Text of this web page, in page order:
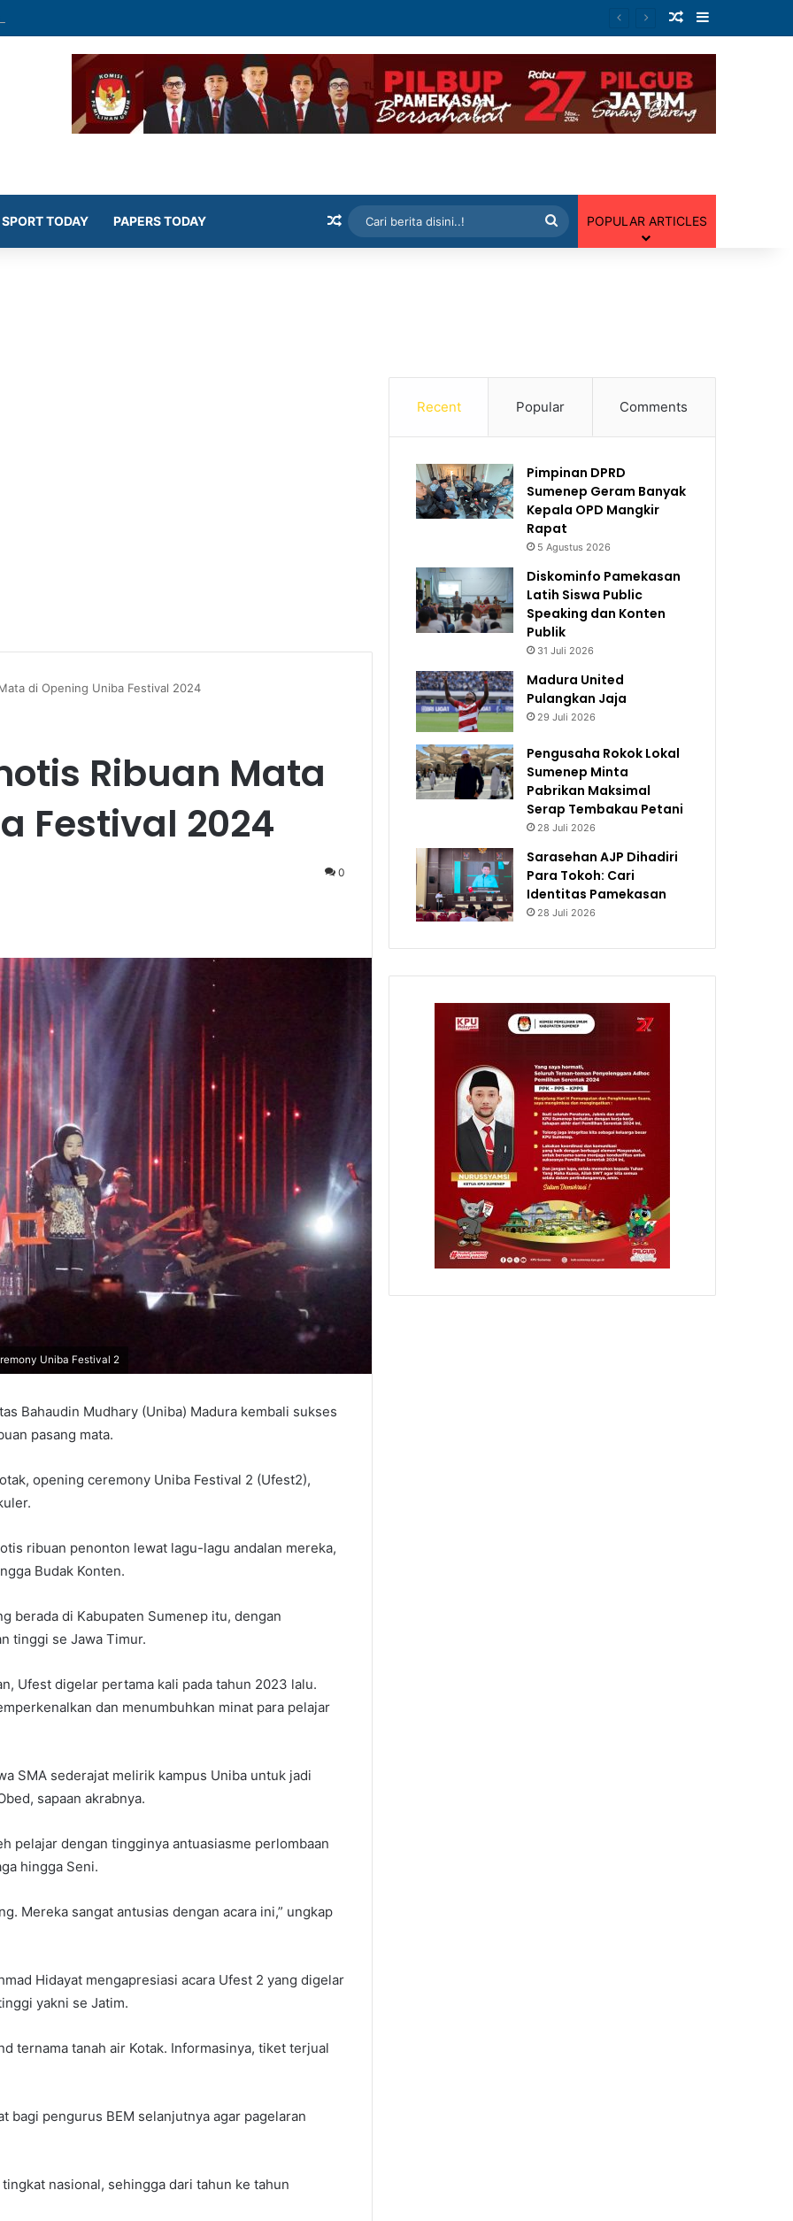
Latih Siswa Public Speaking dan Konten Publik Artikel Random
SPORT TODAY PAPERS TODAY Artikel Random
berita
POPULAR ARTICLES
di Opening Uniba Festival 2024
Ribuan Mata
Festival 2024
0
Uniba Festival 2
Bahaudin Mudhary (Uniba) Madura kembali sukses
pasang mata.
opening ceremony Uniba Festival 2 (Ufest2),
ribuan penonton lewat lagu-lagu andalan mereka,
Budak Konten.
berada di Kabupaten Sumenep itu, dengan
tinggi se Jawa Timur.
Ufest digelar pertama kali pada tahun 2023 lalu.
dan menumbuhkan minat para pelajar
SMA sederajat melirik kampus Uniba untuk jadi
sapaan akrabnya.
pelajar dengan tingginya antuasiasme perlombaan
hingga Seni.
Mereka sangat antusias dengan acara ini,” ungkap
Hidayat mengapresiasi acara Ufest 2 yang digelar
yakni se Jatim.
ternama tanah air Kotak. Informasinya, tiket terjual
bagi pengurus BEM selanjutnya agar pagelaran
nasional, sehingga dari tahun ke tahun
Recent Popular Comments
Pimpinan DPRD
Sumenep Geram Banyak
Kepala OPD Mangkir
Rapat
5 Agustus 2026
Diskominfo Pamekasan
Latih Siswa Public
Speaking dan Konten
Publik
31 Juli 2026
Madura United
Pulangkan Jaja
29 Juli 2026
Pengusaha Rokok Lokal
Sumenep Minta
Pabrikan Maksimal
Serap Tembakau Petani
28 Juli 2026
Sarasehan AJP Dihadiri
Para Tokoh: Cari
Identitas Pamekasan
28 Juli 2026